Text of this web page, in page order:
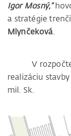
Igor Mosný,“
a stratégie
Mlynčeková.
V rozpočte
realizáciu
mil. Sk.